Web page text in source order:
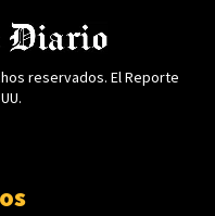
reservados. El Reporte